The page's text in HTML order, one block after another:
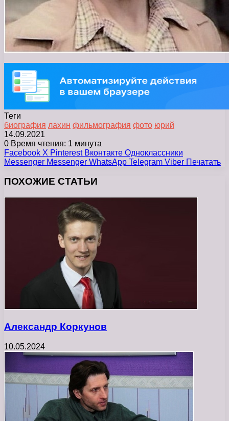
Теги
биография лахин фильмография фото юрий
14.09.2021
0 Время чтения: 1 минута
Facebook X Pinterest Вконтакте Одноклассники
Messenger Messenger WhatsApp Telegram Viber Печатать
ПОХОЖИЕ СТАТЬИ
Александр Коркунов
10.05.2024